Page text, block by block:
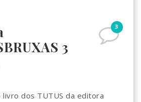
3
3
dos TUTUS da editora